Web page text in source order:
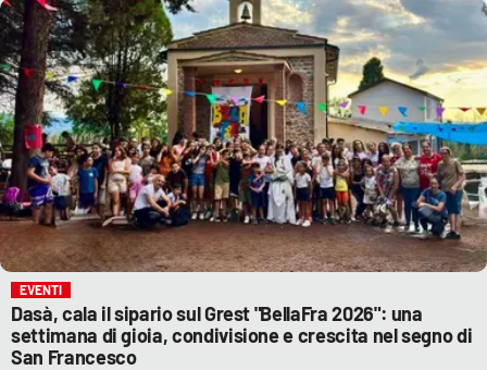
App
ANDROID
APPLE
EVENTI
Dasà, cala il sipario sul Grest "BellaFra 2026": una
settimana di gioia, condivisione e crescita nel segno di
San Francesco